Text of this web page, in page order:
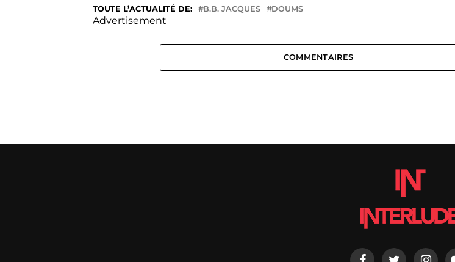
TOUTE L’ACTUALITÉ DE: B.B. JACQUES DOUMS
Advertisement
COMMENTAIRES